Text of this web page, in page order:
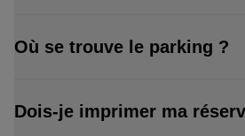
Où se trouve le parking ?
Dois-je imprimer ma